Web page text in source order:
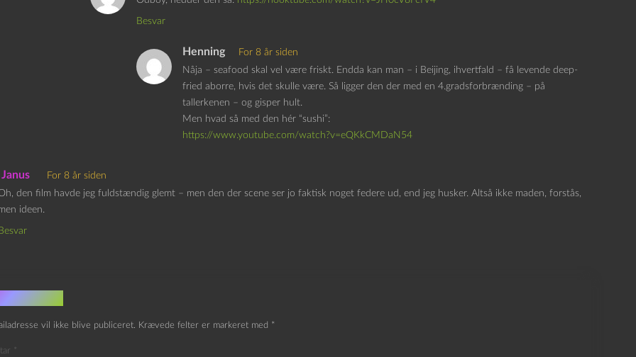
Besvar
Henning
For 8 år siden
Nåja – seafood skal vel være friskt. Endda kan man – i Beijing, ihvertfald – få levende deep-
fried aborre, hvis det skulle være. Så ligger den der med en 4.gradsforbrænding – på
tallerkenen – og gisper hult.
Men hvad så med den hér “sushi”:
https://www.youtube.com/watch?v=eQKkCMDaN54
Janus
For 8 år siden
den film havde jeg fuldstændig glemt – men den der scene ser jo faktisk noget federe ud, end jeg husker. Altså ikke maden, forstås,
ideen.
et svar
vil ikke blive publiceret. Krævede felter er markeret med *
*